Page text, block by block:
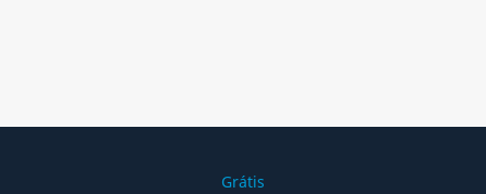
Grátis